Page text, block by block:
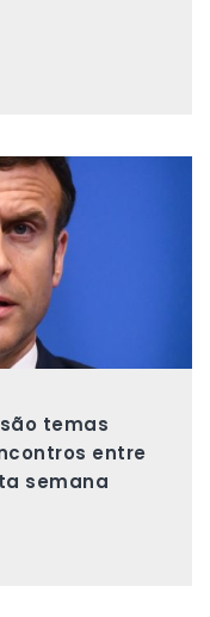
temas
entre
semana